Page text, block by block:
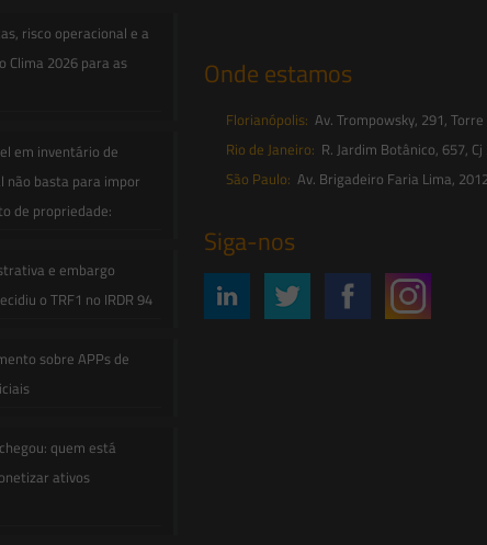
risco operacional e a
Clima 2026 para as
em inventário de
basta para impor
de propriedade:
e embargo
o TRF1 no IRDR 94
sobre APPs de
quem está
ativos
Onde estamos
Florianópolis: Av. Trompowsky, 291,
Rio de Janeiro: R. Jardim Botânico, 657,
São Paulo: Av. Brigadeiro Faria Lima,
Siga-nos